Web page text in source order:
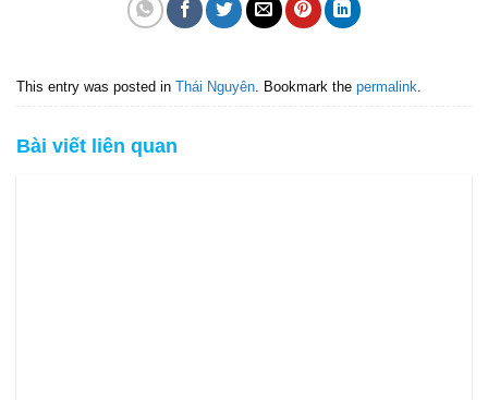
This entry was posted in Thái Nguyên . Bookmark the permalink
Bài viết liên quan